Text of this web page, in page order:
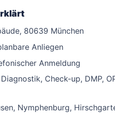
80639 München
Anliegen
Anmeldung
Check-up, DMP,
Nymphenburg,